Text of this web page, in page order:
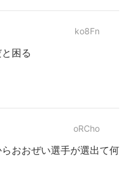
ko8Fn
困る
oRCho
おおぜい選手が選出て何